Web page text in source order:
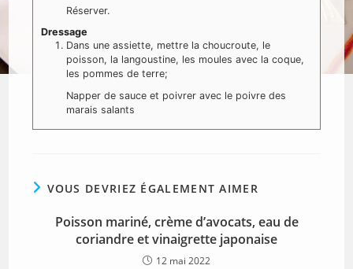
Réserver.
Dressage
Dans une assiette, mettre la choucroute, le
poisson, la langoustine, les moules avec la coque,
les pommes de terre;
Napper de sauce et poivrer avec le poivre des
marais salants
VOUS DEVRIEZ ÉGALEMENT AIMER
Poisson mariné, crème d’avocats, eau de
coriandre et vinaigrette japonaise
12 mai 2022